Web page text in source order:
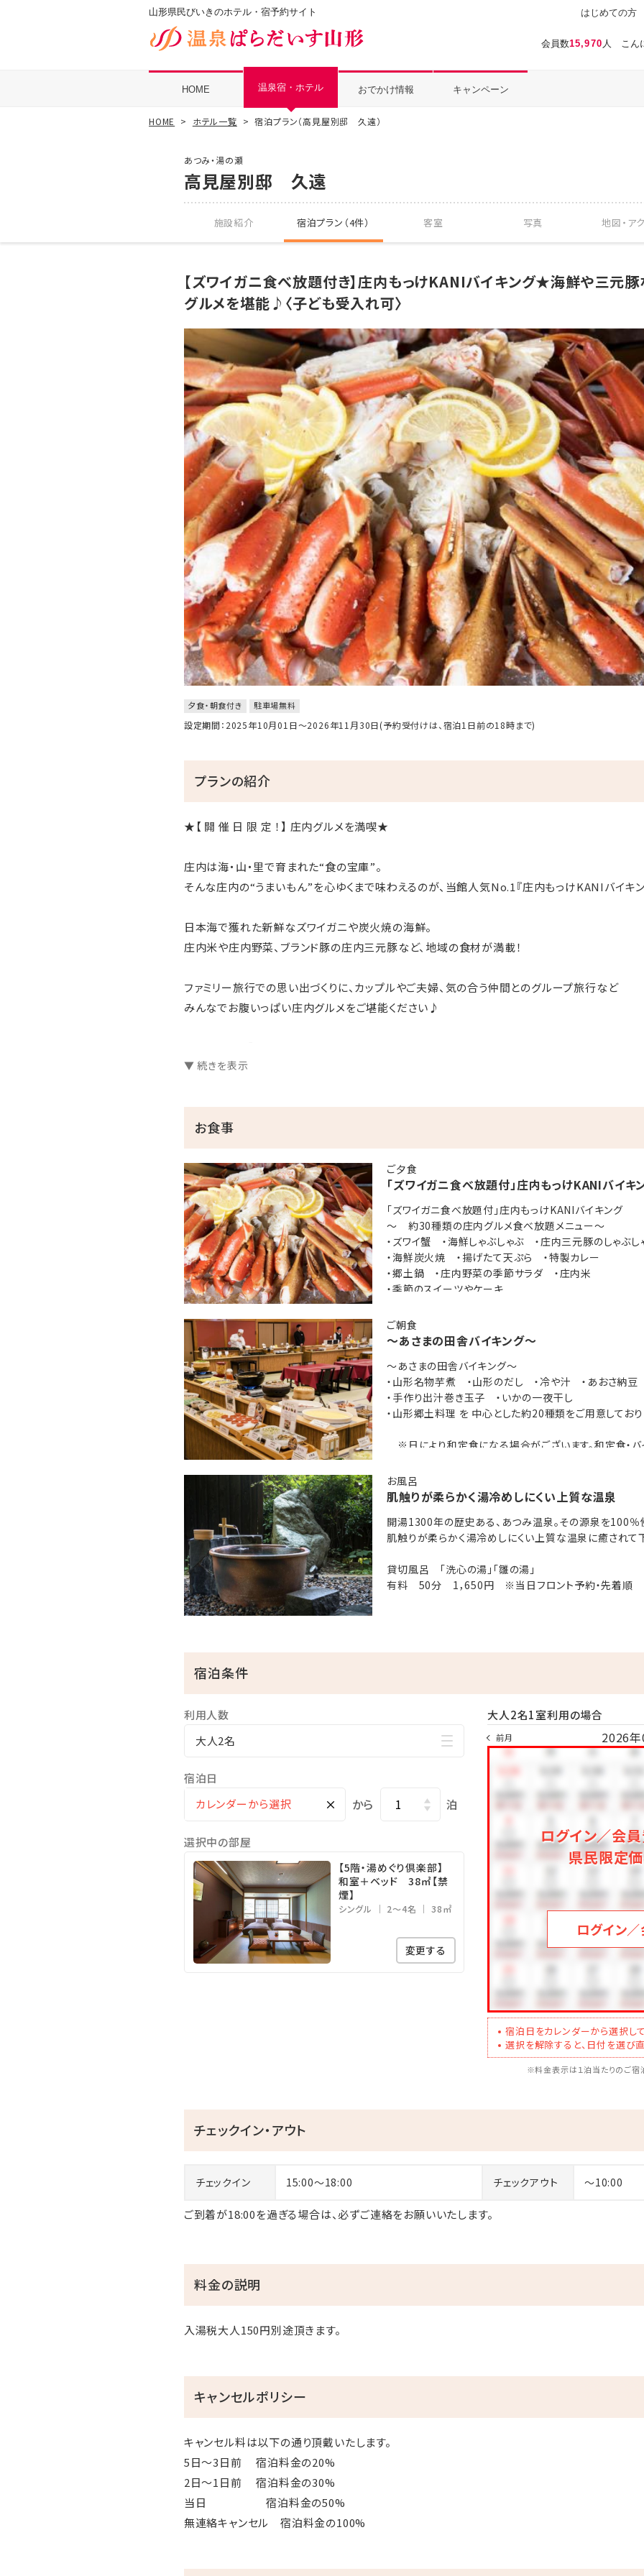
山形県民びいきのホテル・宿予約サイト
会員数15,970 人 こん
はじめての方
HOME 温泉宿・ホテル おでかけ情報 キャンペーン
HOME ホテル一覧 宿泊プラン（高見屋別邸 久遠）
あつみ・湯の瀬
高見屋別邸 久遠
施設紹介 宿泊プラン（4件） 客室 写真 地図・ ア
【ズワイガニ食べ放題付き】庄内もっけKANIバイキング★海鮮や三元
グルメを堪能♪〈子ども受入れ可〉
夕食・朝食付き 駐車場無料
設定期間：2025年10月01日～2026年11月30日(予約受付けは、宿泊1日前の18時まで)
プランの紹介
★【 開 催 日 限 定 ！】 庄内グルメを満喫★
庄内は海・山・里で育まれた“食の宝庫”。
そんな庄内の“うまいもん”を心ゆくまで味わえるのが、当館人気No.1『庄内もっけKANIバイキ
日本海で獲れた新鮮なズワイガニや炭火焼の海鮮。
庄内米や庄内野菜、ブランド豚の庄内三元豚など、地域の食材が満載！
ファミリー旅行での思い出づくりに、カップルやご夫婦、気の合う仲間とのグループ旅行など
みんなでお腹いっぱい庄内グルメをご堪能ください♪
夕・朝食付き
【 ご 夕 食 】
「ズワイガニ食べ放題付」庄内もっけKANIバイキング
～ 約30種類の庄内グルメ食べ放題メニュー～
・ズワイ蟹 ・海鮮しゃぶしゃぶ ・庄内三元豚のしゃぶしゃぶ
・海鮮炭火焼 ・揚げたて天ぷら ・特製カレー
・郷土鍋 ・庄内野菜の季節サラダ ・庄内米
・季節のスイーツやケーキ
・ファミリーに嬉しいキッズコーナー（ミニハンバーガー、鳥唐揚げ、ナポリタンなど）
※季節や仕入れ状況により一部変更になる場合がございます。
【 ご 朝 食 】
～あさまの田舎バイキング～
・山形名物芋煮 ・山形のだし ・冷や汁 ・あおさ納豆
・手作り出汁巻き玉子 ・いかの一夜干し
・山形郷土料理 を 中心とした約20種類をご用意しております。
（和定食の場合は、ご提供の内容がバイキングメニューとは異なります）
【 お 風 呂 】
開湯1300年の歴史ある、あつみ温泉。その源泉を100％使用しております。
肌触りが柔らかく湯冷めしにくい上質な温泉に癒されて下さい。
貸切風呂 「洗心の湯」「雛の湯」
▼ 続きを表示
お食事
ご夕食
「ズワイガニ食べ放題付」庄内もっけKANIバイキ
「ズワイガニ食べ放題付」庄内もっけKANIバイキング
～ 約30種類の庄内グルメ食べ放題メニュー～
・ズワイ蟹 ・海鮮しゃぶしゃぶ ・庄内三元豚のしゃぶ
・海鮮炭火焼 ・揚げたて天ぷら ・特製カレー
・郷土鍋 ・庄内野菜の季節サラダ ・庄内米
・季節のスイーツやケーキ
・ファミリーに嬉しいキッズコーナー（ミニハンバーガー
※季節や仕入れ状況により一部変更になる場合がございま
※夕食は18：00～20：30会場終了となります。
ご朝食
～あさまの田舎バイキング～
～あさまの田舎バイキング～
・山形名物芋煮 ・山形のだし ・冷や汁 ・あおさ納豆
・手作り出汁巻き玉子 ・いかの一夜干し
・山形郷土料理 を 中心とした約20種類をご用意しており
※日により和定食になる場合がございます。和定食・バ
お風呂
肌触りが柔らかく湯冷めしにくい上質な温泉
開湯1300年の歴史ある、あつみ温泉。その源泉を100％
肌触りが柔らかく湯冷めしにくい上質な温泉に癒されて
貸切風呂 「洗心の湯」「雛の湯」
有料 50分 1，650円 ※当日フロント予約・先着順
宿泊条件
利用人数
大人2名
宿泊日
× から 泊
選択中の部屋
【5階・湯めぐり倶楽部】
和室＋ベッド 38㎡【禁
煙】
シングル 2～4名 38㎡
変更する
大人2名1室利用の場合
前月 2026
ログイン／会員
県民限定
ログイン
宿泊日をカレンダーから選択し
選択を解除すると、日付を選び直
※料金表示は１泊当たりのご宿
チェックイン・アウト
チェックイン 15:00～18:00 チェックアウト ～10:00
ご到着が18:00を過ぎる場合は、必ずご連絡をお願いいたします。
料金の説明
入湯税大人150円別途頂きます。
キャンセルポリシー
キャンセル料は以下の通り頂戴いたします。
5日～3日前 宿泊料金の20%
2日～1日前 宿泊料金の30%
当日 宿泊料金の50%
無連絡キャンセル 宿泊料金の100%